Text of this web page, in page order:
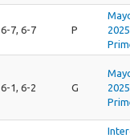
6-7, 6-7 P
6-1, 6-2 G